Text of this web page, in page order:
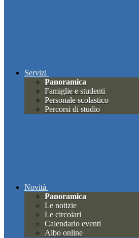
Servizi
Panoramica
Famiglie e studenti
Personale scolastico
Percorsi di studio
Novità
Panoramica
Le notizie
Le circolari
Calendario eventi
Albo online